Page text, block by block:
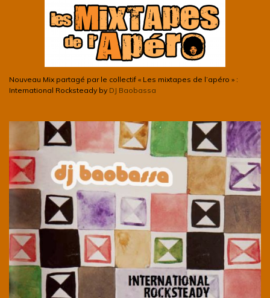
Nouveau Mix partagé par le collectif « Les mixtapes de l’apéro » :
International Rocksteady by DJ Baobassa